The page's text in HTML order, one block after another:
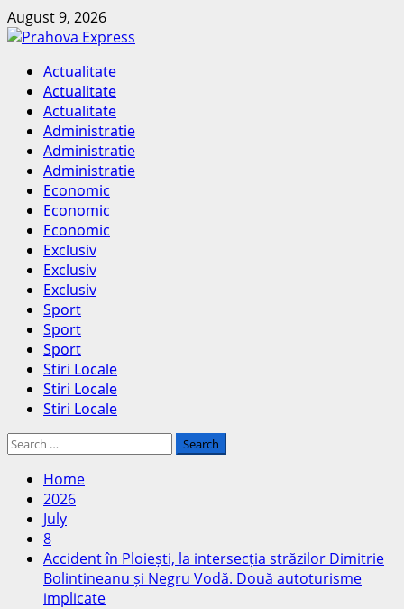
Skip
to
August 9, 2026
Primary
Menu
Actualitate
Actualitate
Actualitate
Administratie
Administratie
Administratie
Economic
Economic
Economic
Exclusiv
Exclusiv
Exclusiv
Sport
Sport
Sport
Stiri Locale
Stiri Locale
Stiri Locale
Search
Home
2026
July
8
Accident în Ploiești, la intersecția străzilor Dimitrie
Bolintineanu și Negru Vodă. Două autoturisme
implicate